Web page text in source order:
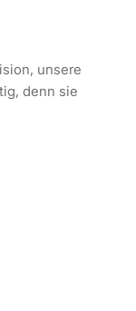
unsere
denn sie